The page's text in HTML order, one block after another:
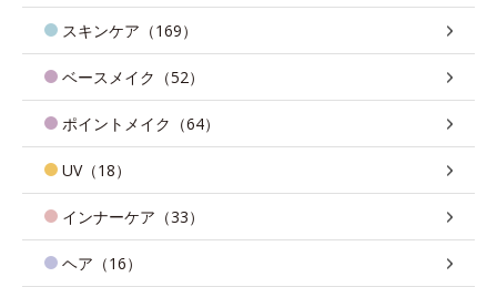
スキンケア（169）
ベースメイク（52）
ポイントメイク（64）
UV（18）
インナーケア（33）
ヘア（16）